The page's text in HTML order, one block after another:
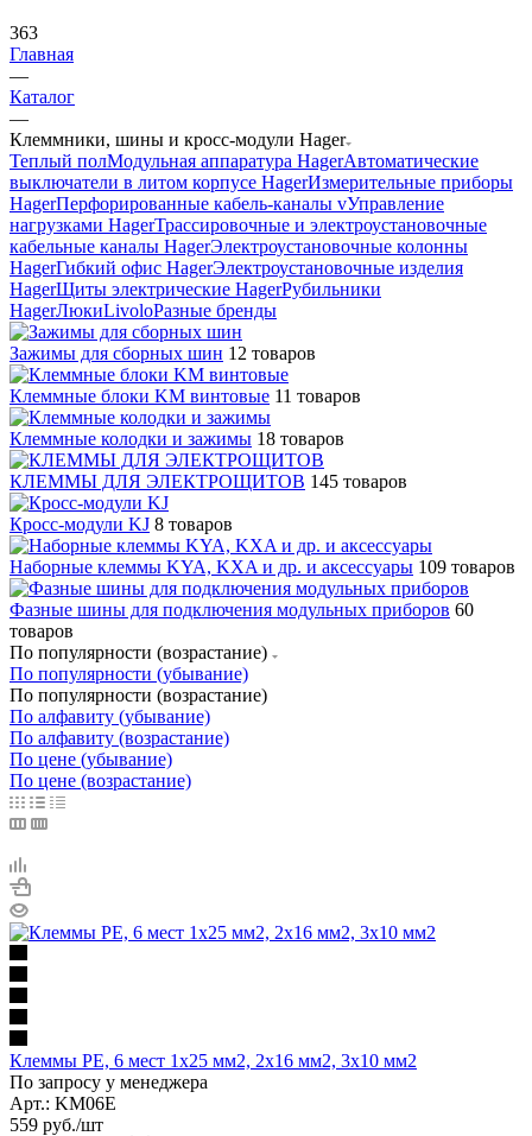
363
Главная
—
Каталог
—
Клеммники, шины и кросс-модули Hager
Теплый полМодульная аппаратура HagerАвтоматические
выключатели в литом корпусе HagerИзмерительные приборы
HagerПерфорированные кабель-каналы vУправление
нагрузками HagerТрассировочные и электроустановочные
кабельные каналы HagerЭлектроустановочные колонны
HagerГибкий офис HagerЭлектроустановочные изделия
HagerЩиты электрические HagerРубильники
HagerЛюкиLivoloРазные бренды
Зажимы для сборных шин 12 товаров
Клеммные блоки KM винтовые 11 товаров
Клеммные колодки и зажимы 18 товаров
КЛЕММЫ ДЛЯ ЭЛЕКТРОЩИТОВ 145 товаров
Кросс-модули KJ 8 товаров
Наборные клеммы KYA, KXA и др. и аксессуары 109 товаров
Фазные шины для подключения модульных приборов 60
товаров
По популярности (возрастание)
По популярности (убывание)
По популярности (возрастание)
По алфавиту (убывание)
По алфавиту (возрастание)
По цене (убывание)
По цене (возрастание)
Клеммы PE, 6 мест 1х25 мм2, 2х16 мм2, 3x10 мм2
По запросу у менеджера
Арт.: KM06E
559 руб./шт